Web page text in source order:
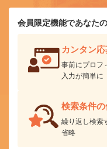
会員限定機能であなた
カンタン
事前にプロフ
入力が簡単に
検索条件
繰り返し検索
省略